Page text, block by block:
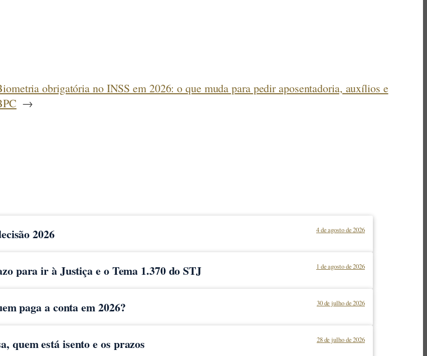
obrigatória no INSS em 2026: o que muda para pedir aposentadoria, auxílios e
→
2026 4 de agosto de 2026
para ir à Justiça e o Tema 1.370 do STJ 1 de agosto de 2026
paga a conta em 2026? 30 de julho de 2026
quem está isento e os prazos 28 de julho de 2026